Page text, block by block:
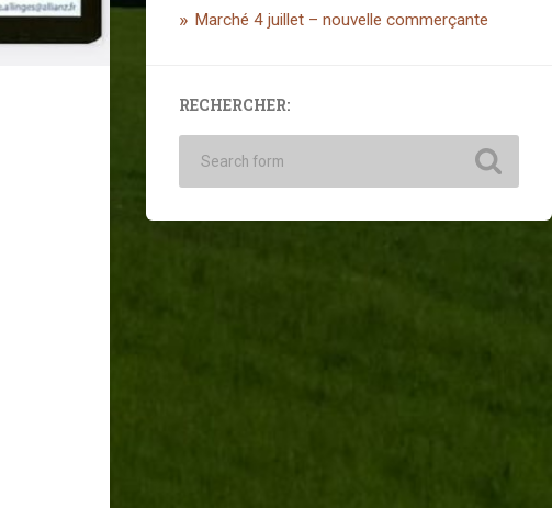
Marché 4 juillet – nouvelle commerçante
RECHERCHER: